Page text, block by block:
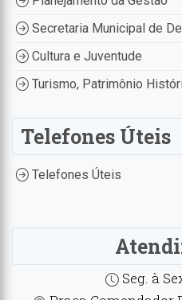
Secretaria Municipal de
Cultura e Juventude
Turismo, Patrimônio
Telefones Úteis
Telefones Úteis
Seg. à